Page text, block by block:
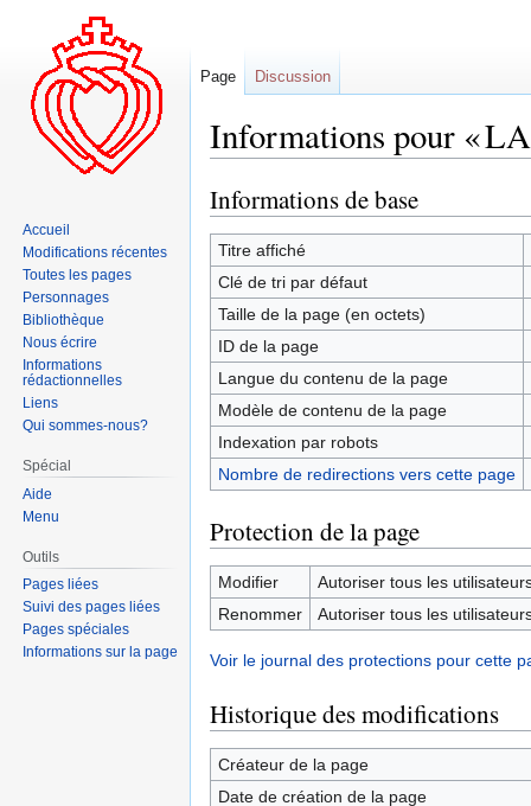
Informations pour «
Aller
à
la
navigation
Aller
à
la
recherche
Informations de base
Titre affiché
Clé de tri par défaut
Taille de la page (en octets)
ID de la page
Langue du contenu de la page
Modèle de contenu de la page
Indexation par robots
Nombre de redirections vers cette page
Protection de la page
Modifier
Autoriser tous les
Renommer
Autoriser tous les
Voir le journal des protections pour cette
Historique des modifications
Créateur de la page
Date de création de la page
Page Discussion
Accueil
Modifications récentes
Toutes les pages
Personnages
Bibliothèque
Nous écrire
Informations
rédactionnelles
Liens
Qui sommes-nous?
Spécial
Aide
Menu
Outils
Pages liées
Suivi des pages liées
Pages spéciales
Informations sur la page